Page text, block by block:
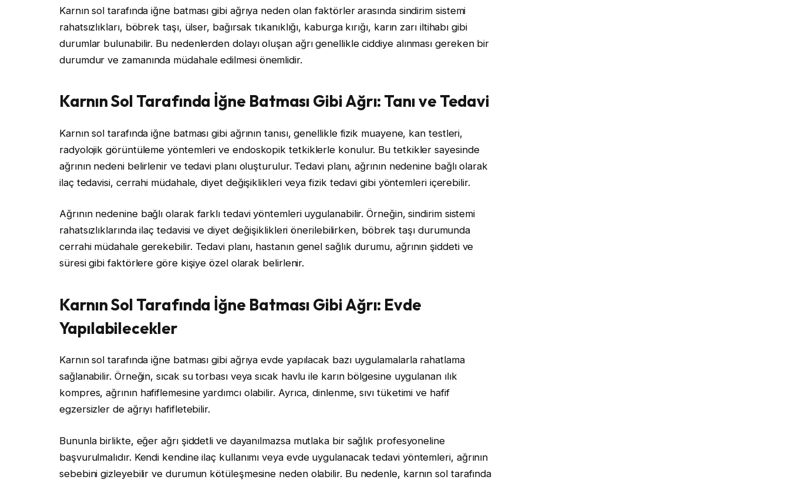
Karnın sol tarafında iğne batması gibi ağrıya neden olan faktörler arasında sindirim sistemi
rahatsızlıkları, böbrek taşı, ülser, bağırsak tıkanıklığı, kaburga kırığı, karın zarı iltihabı gibi
durumlar bulunabilir. Bu nedenlerden dolayı oluşan ağrı genellikle ciddiye alınması gereken bir
durumdur ve zamanında müdahale edilmesi önemlidir.
Karnın Sol Tarafında İğne Batması Gibi Ağrı: Tanı ve Tedavi
Karnın sol tarafında iğne batması gibi ağrının tanısı, genellikle fizik muayene, kan testleri,
radyolojik görüntüleme yöntemleri ve endoskopik tetkiklerle konulur. Bu tetkikler sayesinde
ağrının nedeni belirlenir ve tedavi planı oluşturulur. Tedavi planı, ağrının nedenine bağlı olarak
ilaç tedavisi, cerrahi müdahale, diyet değişiklikleri veya fizik tedavi gibi yöntemleri içerebilir.
Ağrının nedenine bağlı olarak farklı tedavi yöntemleri uygulanabilir. Örneğin, sindirim sistemi
rahatsızlıklarında ilaç tedavisi ve diyet değişiklikleri önerilebilirken, böbrek taşı durumunda
cerrahi müdahale gerekebilir. Tedavi planı, hastanın genel sağlık durumu, ağrının şiddeti ve
süresi gibi faktörlere göre kişiye özel olarak belirlenir.
Karnın Sol Tarafında İğne Batması Gibi Ağrı: Evde
Yapılabilecekler
Karnın sol tarafında iğne batması gibi ağrıya evde yapılacak bazı uygulamalarla rahatlama
sağlanabilir. Örneğin, sıcak su torbası veya sıcak havlu ile karın bölgesine uygulanan ılık
kompres, ağrının hafiflemesine yardımcı olabilir. Ayrıca, dinlenme, sıvı tüketimi ve hafif
egzersizler de ağrıyı hafifletebilir.
Bununla birlikte, eğer ağrı şiddetli ve dayanılmazsa mutlaka bir sağlık profesyoneline
başvurulmalıdır. Kendi kendine ilaç kullanımı veya evde uygulanacak tedavi yöntemleri, ağrının
sebebini gizleyebilir ve durumun kötüleşmesine neden olabilir. Bu nedenle, karnın sol tarafında